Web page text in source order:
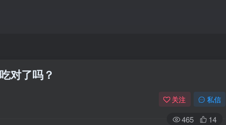
对了吗？
关注 私信
465 14